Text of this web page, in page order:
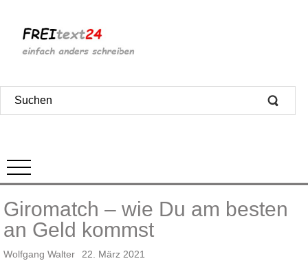
Giromatch – wie Du am besten
an Geld kommst
Wolfgang Walter 22. März 2021